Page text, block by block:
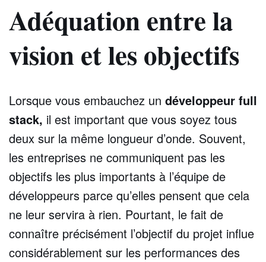
Adéquation entre la
vision et les objectifs
Lorsque vous embauchez un développeur full
stack, il est important que vous soyez tous
deux sur la même longueur d’onde. Souvent,
les entreprises ne communiquent pas les
objectifs les plus importants à l’équipe de
développeurs parce qu’elles pensent que cela
ne leur servira à rien. Pourtant, le fait de
connaître précisément l’objectif du projet influe
considérablement sur les performances des